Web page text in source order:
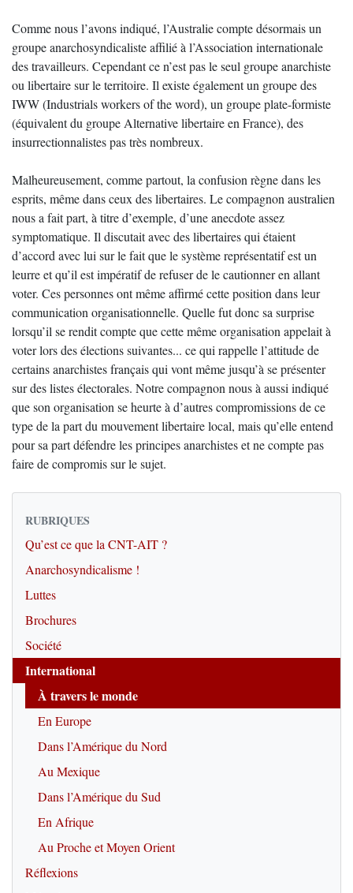
Comme nous l’avons indiqué, l’Australie compte désormais un
groupe anarchosyndicaliste affilié à l’Association internationale
des travailleurs. Cependant ce n’est pas le seul groupe anarchiste
ou libertaire sur le territoire. Il existe également un groupe des
IWW (Industrials workers of the word), un groupe plate-formiste
(équivalent du groupe Alternative libertaire en France), des
insurrectionnalistes pas très nombreux.
Malheureusement, comme partout, la confusion règne dans les
esprits, même dans ceux des libertaires. Le compagnon australien
nous a fait part, à titre d’exemple, d’une anecdote assez
symptomatique. Il discutait avec des libertaires qui étaient
d’accord avec lui sur le fait que le système représentatif est un
leurre et qu’il est impératif de refuser de le cautionner en allant
voter. Ces personnes ont même affirmé cette position dans leur
communication organisationnelle. Quelle fut donc sa surprise
lorsqu’il se rendit compte que cette même organisation appelait à
voter lors des élections suivantes... ce qui rappelle l’attitude de
certains anarchistes français qui vont même jusqu’à se présenter
sur des listes électorales. Notre compagnon nous à aussi indiqué
que son organisation se heurte à d’autres compromissions de ce
type de la part du mouvement libertaire local, mais qu’elle entend
pour sa part défendre les principes anarchistes et ne compte pas
faire de compromis sur le sujet.
RUBRIQUES
Qu’est ce que la CNT-AIT ?
Anarchosyndicalisme !
Luttes
Brochures
Société
International
À travers le monde
En Europe
Dans l’Amérique du Nord
Au Mexique
Dans l’Amérique du Sud
En Afrique
Au Proche et Moyen Orient
Réflexions